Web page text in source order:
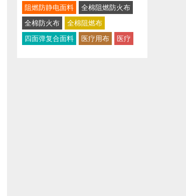
阻燃防静电面料
全棉阻燃防火布
全棉防火布
全棉阻燃布
四面弹复合面料
医疗用布 医疗